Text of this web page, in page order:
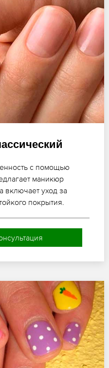
с помощью
маникюр
включает уход за
покрытия.